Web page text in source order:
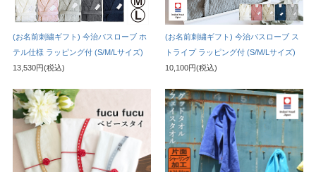
(お名前刺繍ギフト) 今治バスローブ ホ
テル仕様 ラッピング付 (S/M/Lサイズ)
13,530円(税込)
(お名前刺繍ギフト) 今治バスローブ ス
トライプ ラッピング付 (S/M/Lサイズ)
10,100円(税込)